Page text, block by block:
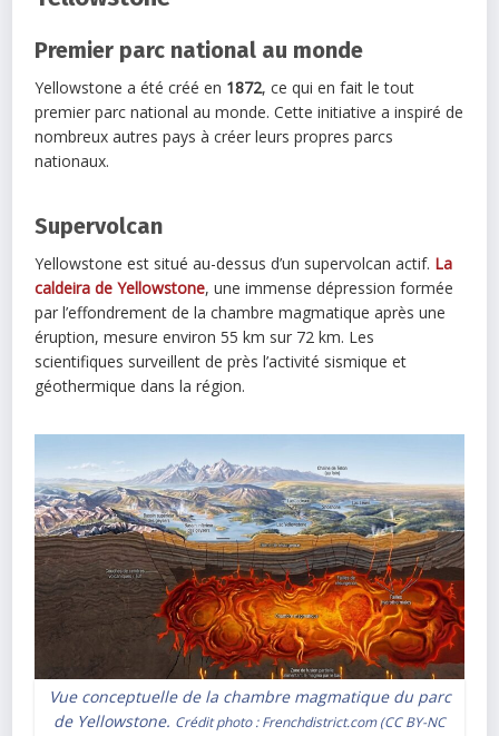
Premier parc national au monde
Yellowstone a été créé en 1872, ce qui en fait le tout
premier parc national au monde. Cette initiative a inspiré de
nombreux autres pays à créer leurs propres parcs
nationaux.
Supervolcan
Yellowstone est situé au-dessus d’un supervolcan actif. La
caldeira de Yellowstone, une immense dépression formée
par l’effondrement de la chambre magmatique après une
éruption, mesure environ 55 km sur 72 km. Les
scientifiques surveillent de près l’activité sismique et
géothermique dans la région.
Vue conceptuelle de la chambre magmatique du parc
de Yellowstone. Crédit photo :Frenchdistrict.com(CC BY-NC